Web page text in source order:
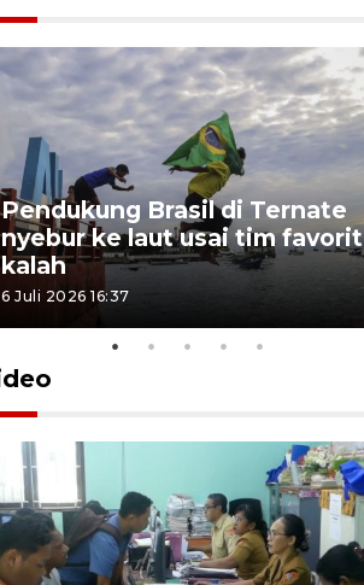
Pendukung Brasil di Ternate
nyebur ke laut usai tim favorit
kalah
6 Juli 2026 16:37